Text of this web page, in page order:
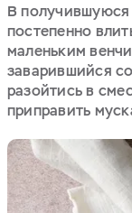
В получившуюся
постепенно
маленьким
заварившийся
разойтись в
приправить